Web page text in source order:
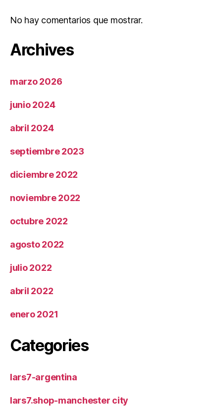
No hay comentarios que mostrar.
Archives
marzo 2026
junio 2024
abril 2024
septiembre 2023
diciembre 2022
noviembre 2022
octubre 2022
agosto 2022
julio 2022
abril 2022
enero 2021
Categories
lars7-argentina
lars7.shop-manchester city